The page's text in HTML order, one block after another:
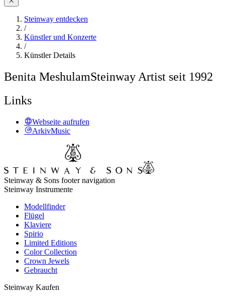
Steinway entdecken
/
Künstler und Konzerte
/
Künstler Details
Benita MeshulamSteinway Artist seit 1992
Links
Webseite aufrufen
ArkivMusic
Steinway & Sons footer navigation
Steinway Instrumente
Modellfinder
Flügel
Klaviere
Spirio
Limited Editions
Color Collection
Crown Jewels
Gebraucht
Steinway Kaufen